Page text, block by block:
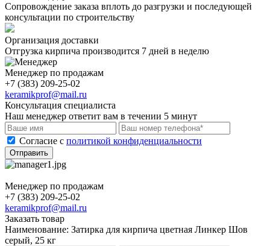
Сопровождение заказа вплоть до разгрузки и последующей
консультации по строительству
Организация доставки
Отгрузка кирпича производится 7 дней в неделю
Менеджер по продажам
+7 (383) 209-25-02
keramikprof@mail.ru
Консультация специалиста
Наш менеджер ответит вам в течении 5 минут
Cогласие с политикой конфиденциальности
Отправить
Менеджер по продажам
+7 (383) 209-25-02
keramikprof@mail.ru
Заказать товар
Наименование: Затирка для кирпича цветная Линкер Шов
серый, 25 кг